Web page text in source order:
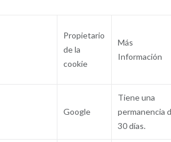
Propietario
de la
cookie
Más
Información
Google
Tiene una
permanencia
30 días.